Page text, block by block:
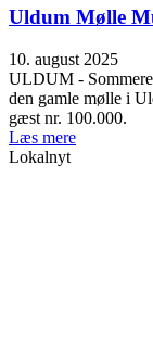
Uldum Mølle
10. august 2025
ULDUM -
den gamle mølle i
gæst nr. 100.000.
Læs mere
Lokalnyt